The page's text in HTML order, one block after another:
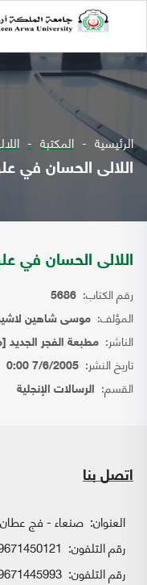
الرئيسية المكتبة
اللالى الحسان في
اللالى الحسان في
رقم الكتاب: 5686
المؤلف: موسى شاهين
الناشر: مطبعة الفجر الجديد
تاريخ النشر: 7/6/2005 0:00
القسم: الرسالات الإنجلية
اتصل بنا
العنوان: صنعاء - فج
رقم التلفون:
رقم التلفون: